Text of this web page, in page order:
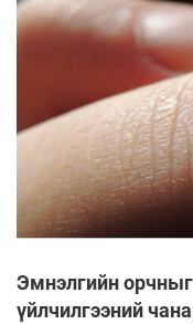
Эмнэлгийн
үйлчилгээний